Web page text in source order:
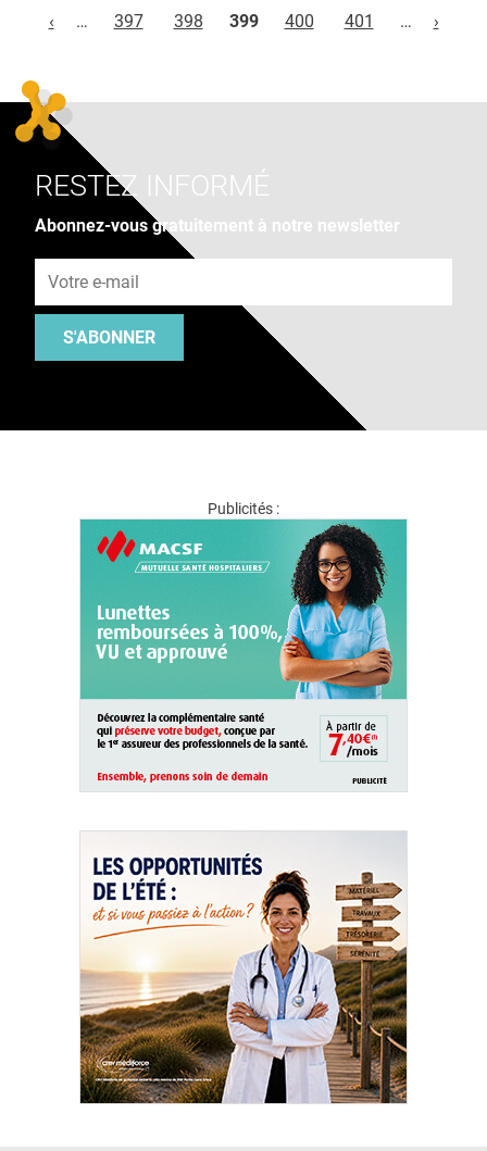
‹
… 397 398 399 400 401 … ›
RESTEZ INFORMÉ
Abonnez-vous gratuitement à notre newsletter
S'ABONNER
Publicités :